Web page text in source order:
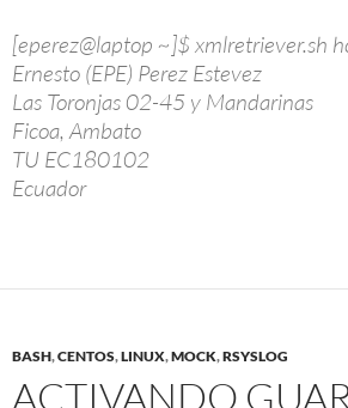
[eperez@laptop ~]$ xmlretriever.sh
Ernesto (EPE) Perez Estevez
Las Toronjas 02-45 y Mandarinas
Ficoa, Ambato
TU EC180102
Ecuador
BASH,CENTOS,LINUX,MOCK,RSYSLOG
ACTIVANDO